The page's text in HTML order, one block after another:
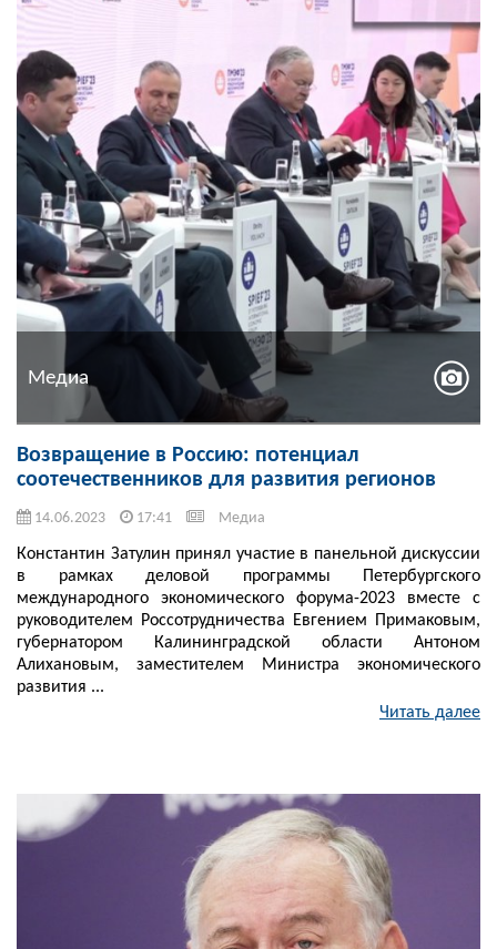
Медиа
Возвращение в Россию: потенциал
соотечественников для развития регионов
14.06.2023 17:41 Медиа
Константин Затулин принял участие в панельной дискуссии
в рамках деловой программы Петербургского
международного экономического форума-2023 вместе с
руководителем Россотрудничества Евгением Примаковым,
губернатором Калининградской области Антоном
Алихановым, заместителем Министра экономического
развития ...
Читать далее